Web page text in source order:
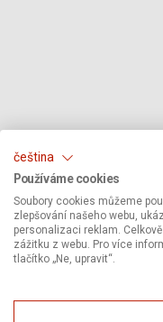
čeština
Používáme cookies
Soubory cookies můžeme
zlepšování našeho webu,
personalizaci reklam.
zážitku z webu. Pro více
tlačítko „Ne, upravit“.